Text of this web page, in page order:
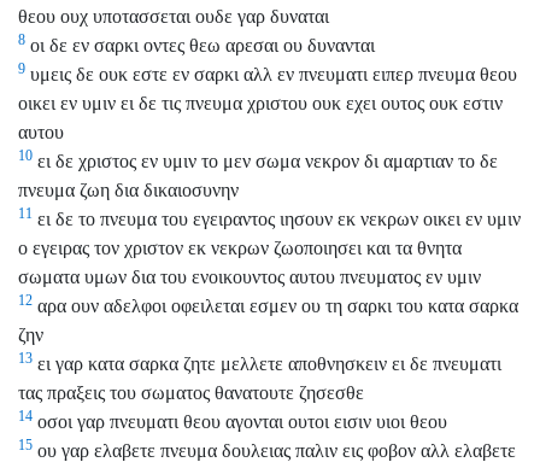
θεου ουχ υποτασσεται ουδε γαρ δυναται
8 οι δε εν σαρκι οντες θεω αρεσαι ου δυνανται
9 υμεις δε ουκ εστε εν σαρκι αλλ εν πνευματι ειπερ πνευμα θεου
οικει εν υμιν ει δε τις πνευμα χριστου ουκ εχει ουτος ουκ εστιν
αυτου
10 ει δε χριστος εν υμιν το μεν σωμα νεκρον δι αμαρτιαν το δε
πνευμα ζωη δια δικαιοσυνην
11 ει δε το πνευμα του εγειραντος ιησουν εκ νεκρων οικει εν υμιν
ο εγειρας τον χριστον εκ νεκρων ζωοποιησει και τα θνητα
σωματα υμων δια του ενοικουντος αυτου πνευματος εν υμιν
12 αρα ουν αδελφοι οφειλεται εσμεν ου τη σαρκι του κατα σαρκα
ζην
13 ει γαρ κατα σαρκα ζητε μελλετε αποθνησκειν ει δε πνευματι
τας πραξεις του σωματος θανατουτε ζησεσθε
14 οσοι γαρ πνευματι θεου αγονται ουτοι εισιν υιοι θεου
15 ου γαρ ελαβετε πνευμα δουλειας παλιν εις φοβον αλλ ελαβετε